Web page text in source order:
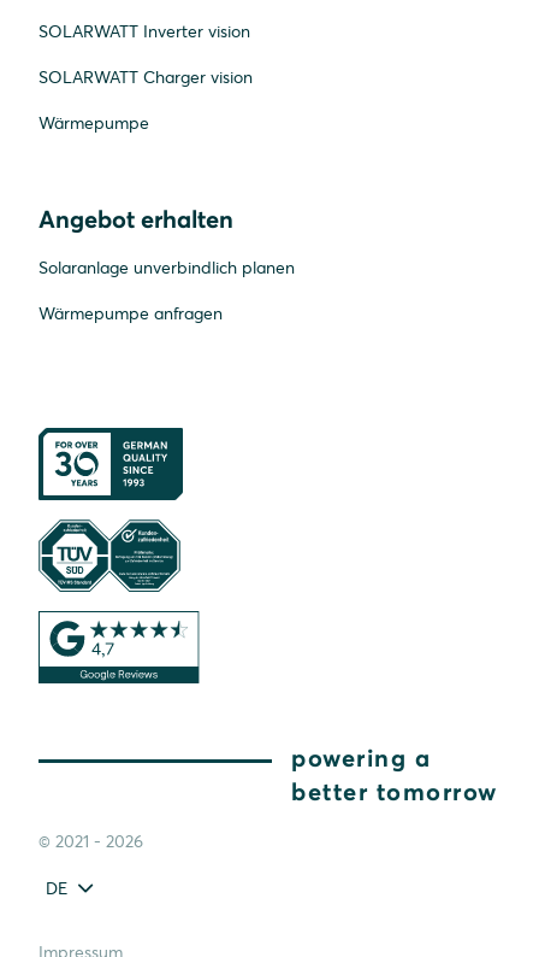
SOLARWATT Inverter vision
SOLARWATT Charger vision
Wärmepumpe
Angebot erhalten
Solaranlage unverbindlich planen
Wärmepumpe anfragen
powering a
better tomorrow
© 2021 - 2026
DE
Impressum